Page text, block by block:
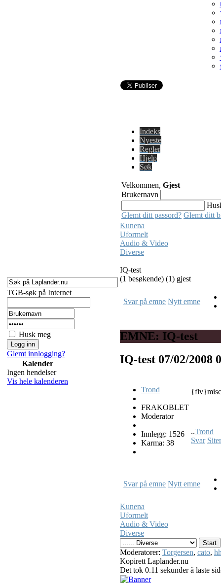
TGB-søk på Internet
Husk meg
Glemt innlogging?
Kalender
Ingen hendelser
Vis hele kalenderen
Indeks
Nyeste
Regler
Hjelp
Søk
Velkommen, Gjest
Brukernavn
Glemt ditt passord? Glemt ditt
Kunena
Uformelt
Audio & Video
Diverse
IQ-test
(1 besøkende) (1) gjest
Svar på emne Nytt emne
EMNE: IQ-test
IQ-test 07/02/2008
Trond
FRAKOBLET
Moderator
Innlegg: 1526
Karma: 38
..Trond
Svar Siter
Svar på emne Nytt emne
Kunena
Uformelt
Audio & Video
Diverse
Moderatorer: Torgersen, cato,
Kopirett Laplander.nu
Det tok 0.11 sekunder å laste